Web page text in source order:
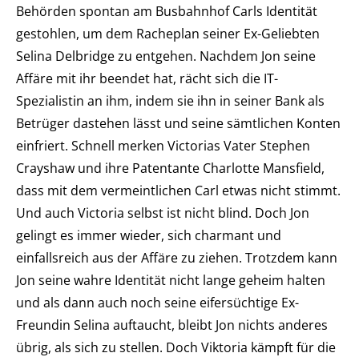
Behörden spontan am Busbahnhof Carls Identität
gestohlen, um dem Racheplan seiner Ex-Geliebten
Selina Delbridge zu entgehen. Nachdem Jon seine
Affäre mit ihr beendet hat, rächt sich die IT-
Spezialistin an ihm, indem sie ihn in seiner Bank als
Betrüger dastehen lässt und seine sämtlichen Konten
einfriert. Schnell merken Victorias Vater Stephen
Crayshaw und ihre Patentante Charlotte Mansfield,
dass mit dem vermeintlichen Carl etwas nicht stimmt.
Und auch Victoria selbst ist nicht blind. Doch Jon
gelingt es immer wieder, sich charmant und
einfallsreich aus der Affäre zu ziehen. Trotzdem kann
Jon seine wahre Identität nicht lange geheim halten
und als dann auch noch seine eifersüchtige Ex-
Freundin Selina auftaucht, bleibt Jon nichts anderes
übrig, als sich zu stellen. Doch Viktoria kämpft für die